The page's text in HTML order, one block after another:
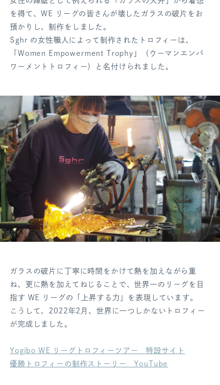
を得て、WE リーグの皆さんが壊したガラスの破片をお
預かりし、制作をしました。
Sghr の女性職人によって制作されたトロフィーは、
「Women Empowerment Trophy」（ウーマンエンパ
ワーメントトロフィー）と名付けられました。
ガラスの破片に丁寧に時間をかけて熱を加えながら重
ね、更に熱を加えてねじることで、世界一のリーグを目
指す WE リーグの「上昇する力」を表現しています。
こうして、2022年2月、世界に一つしかないトロフィー
が完成しました。
Yogibo WE リーグトロフィーツアー 特設サイト
優勝トロフィーの制作ストーリー YouTube